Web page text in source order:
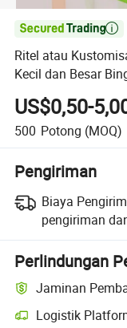

Ritel atau
Kecil dan Besar
Dinding Gantung
US$0,50-
500 Potong (MOQ)
Pengiriman
Biaya
pengiriman
Perlindungan
Jaminan
Logistik